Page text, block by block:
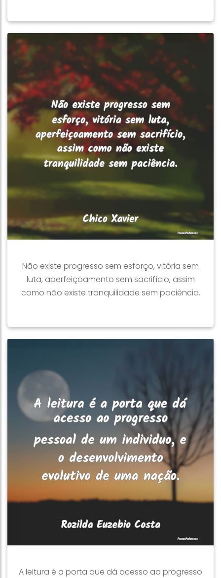
Não existe progresso sem esforço, vitória sem
luta, aperfeiçoamento sem sacrifício, assim
como não existe tranquilidade sem paciência.
A leitura é a porta que dá acesso ao progresso